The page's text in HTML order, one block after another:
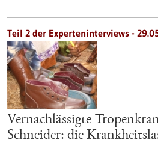
Teil 2 der Experteninterviews -
Vernachlässigte
Schneider: die